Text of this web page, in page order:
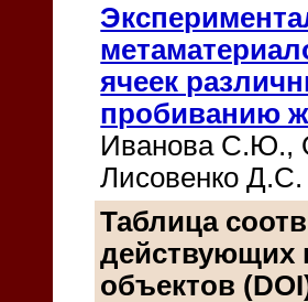
ячеек
пробиванию
Иванова С.Ю.,
Лисовенко Д.С.
Таблица
действующих
объектов